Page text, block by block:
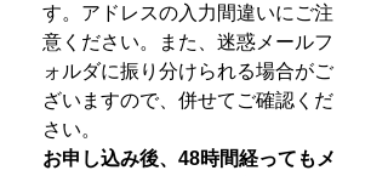
す。アドレスの入力間違いにご注
意ください。また、迷惑メールフ
ォルダに振り分けられる場合がご
ざいますので、併せてご確認くだ
さい。
お申し込み後、48時間経ってもメ